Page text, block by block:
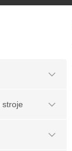
stroje